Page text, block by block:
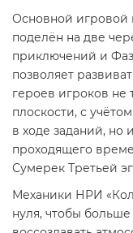
Основной игровой
поделён на две
приключений и
позволяет
героев игроков не
плоскости, с
в ходе заданий, но
проходящего
Сумерек Третьей
Механики НРИ
нуля, чтобы больше